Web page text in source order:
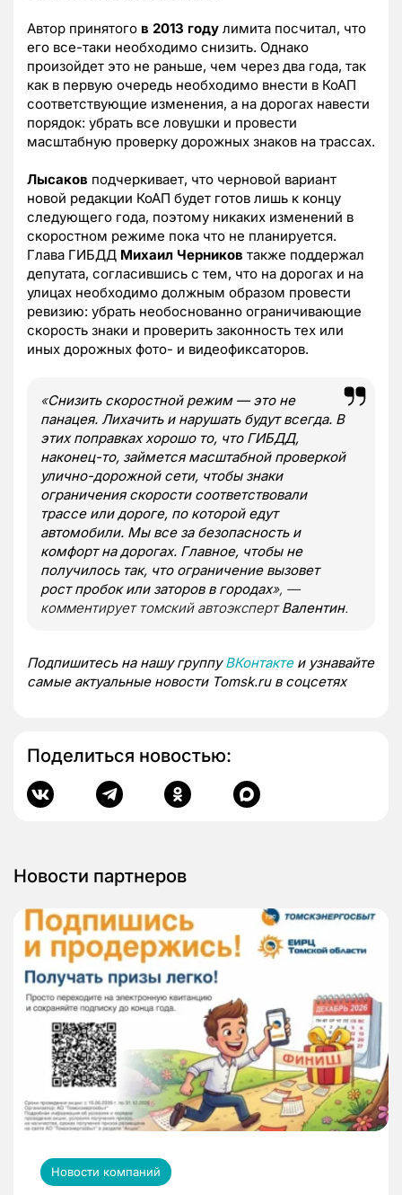
Автор принятого в 2013 году лимита посчитал, что
его все-таки необходимо снизить. Однако
произойдет это не раньше, чем через два года, так
как в первую очередь необходимо внести в КоАП
соответствующие изменения, а на дорогах навести
порядок: убрать все ловушки и провести
масштабную проверку дорожных знаков на трассах.
Лысаков подчеркивает, что черновой вариант
новой редакции КоАП будет готов лишь к концу
следующего года, поэтому никаких изменений в
скоростном режиме пока что не планируется.
Глава ГИБДД Михаил Черников также поддержал
депутата, согласившись с тем, что на дорогах и на
улицах необходимо должным образом провести
ревизию: убрать необоснованно ограничивающие
скорость знаки и проверить законность тех или
иных дорожных фото- и видеофиксаторов.
«Снизить скоростной режим — это не
панацея. Лихачить и нарушать будут всегда. В
этих поправках хорошо то, что ГИБДД,
наконец-то, займется масштабной проверкой
улично-дорожной сети, чтобы знаки
ограничения скорости соответствовали
трассе или дороге, по которой едут
автомобили. Мы все за безопасность и
комфорт на дорогах. Главное, чтобы не
получилось так, что ограничение вызовет
рост пробок или заторов в городах», —
комментирует томский автоэкспертВалентин.
Подпишитесь на нашу группуВКонтактеи узнавайте
самые актуальные новости Tomsk.ru в соцсетях
Поделиться новостью:
Новости партнеров
Новости компаний